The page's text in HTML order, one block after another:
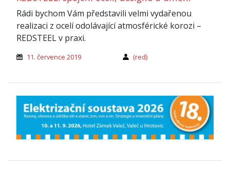
Rádi bychom Vám představili velmi vydařenou
realizaci z ocelí odolávající atmosférické korozi –
REDSTEEL v praxi.
11. července 2019 (red)